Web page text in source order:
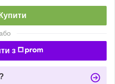
Купити
з